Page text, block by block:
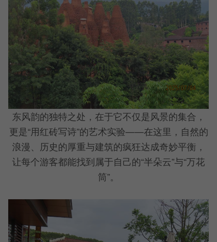
东风韵的独特之处，在于它不仅是风景的集合，
更是“用红砖写诗”的艺术实验——在这里，自然的
浪漫、历史的厚重与建筑的疯狂达成奇妙平衡，
让每个游客都能找到属于自己的“半朵云”与“万花
筒”。